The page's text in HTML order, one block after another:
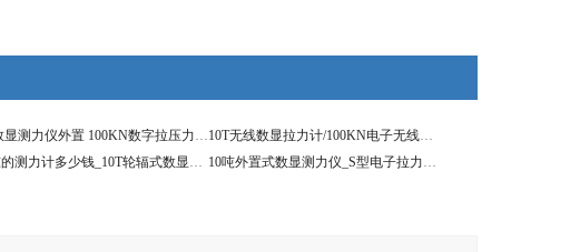
10t数显测力仪外置 100KN数字拉压力计价格
10T无线数显拉力计/100KN电子无线拉力仪
10吨的测力计多少钱_10T轮辐式数显压力计
10吨外置式数显测力仪_S型电子拉力测试仪器